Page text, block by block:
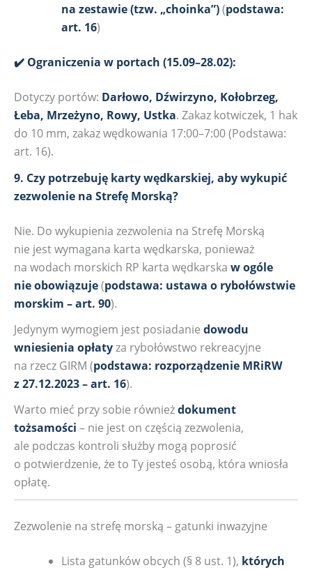
na zestawie (tzw. „choinka”)(podstawa:
art. 16)
✔️ Ograniczenia w portach (15.09–28.02):
Dotyczy portów: Darłowo, Dźwirzyno, Kołobrzeg,
Łeba, Mrzeżyno, Rowy, Ustka. Zakaz kotwiczek, 1 hak
do 10 mm, zakaz wędkowania 17:00–7:00 (Podstawa:
art. 16).
9. Czy potrzebuję karty wędkarskiej, aby wykupić
zezwolenie na Strefę Morską?
Nie. Do wykupienia zezwolenia na Strefę Morską
nie jest wymagana karta wędkarska, ponieważ
na wodach morskich RP karta wędkarska w ogóle
nie obowiązuje(podstawa: ustawa o rybołówstwie
morskim – art. 90).
Jedynym wymogiem jest posiadanie dowodu
wniesienia opłatyza rybołówstwo rekreacyjne
na rzecz GIRM (podstawa: rozporządzenie MRiRW
z 27.12.2023 – art. 16).
Warto mieć przy sobie równieżdokument
tożsamości – nie jest on częścią zezwolenia,
ale podczas kontroli służby mogą poprosić
o potwierdzenie, że to Ty jesteś osobą, która wniosła
opłatę.
Zezwolenie na strefę morską – gatunki inwazyjne
Lista gatunków obcych (§ 8 ust. 1), których